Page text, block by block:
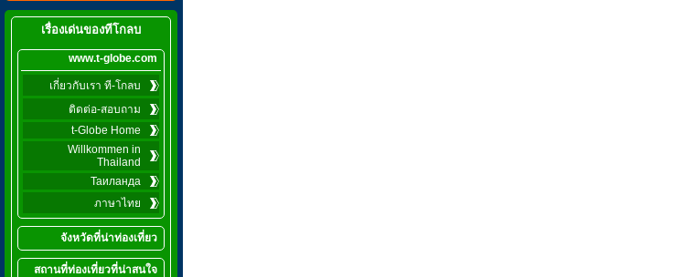
เรื่องเด่นของทีโกลบ
www.t-globe.com
เกี่ยวกับเรา ที-โกลบ
ติดต่อ-สอบถาม
t-Globe Home
Willkommen in
Thailand
Таиланда
ภาษาไทย
จังหวัดที่น่าท่องเที่ยว
สถานที่ท่องเที่ยวที่น่าสนใจ